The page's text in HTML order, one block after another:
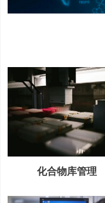
化合物库管理